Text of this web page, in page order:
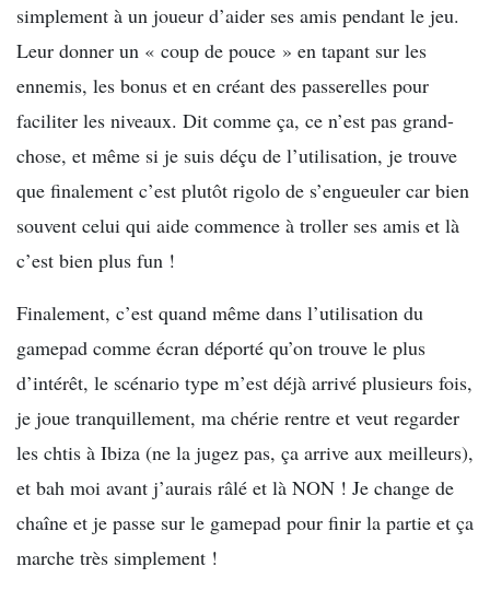
simplement à un joueur d’aider ses amis pendant le jeu.
Leur donner un « coup de pouce » en tapant sur les
ennemis, les bonus et en créant des passerelles pour
faciliter les niveaux. Dit comme ça, ce n’est pas grand-
chose, et même si je suis déçu de l’utilisation, je trouve
que finalement c’est plutôt rigolo de s’engueuler car bien
souvent celui qui aide commence à troller ses amis et là
c’est bien plus fun !
Finalement, c’est quand même dans l’utilisation du
gamepad comme écran déporté qu’on trouve le plus
d’intérêt, le scénario type m’est déjà arrivé plusieurs fois,
je joue tranquillement, ma chérie rentre et veut regarder
les chtis à Ibiza (ne la jugez pas, ça arrive aux meilleurs),
et bah moi avant j’aurais râlé et là NON ! Je change de
chaîne et je passe sur le gamepad pour finir la partie et ça
marche très simplement !